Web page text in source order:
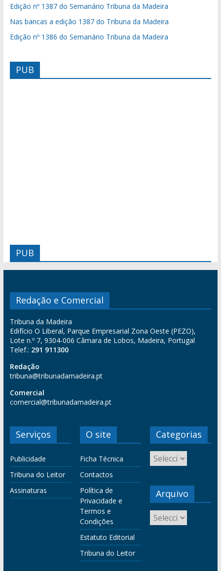
Edição nº 1387 do Semanário Tribuna da Madeira
Nas bancas a edição 1387 do Tribuna da Madeira
Edição nº 1386 do Semanário Tribuna da Madeira
PUB
PUB
Redação e Comercial
Tribuna da Madeira
Edifício O Liberal, Parque Empresarial Zona Oeste (PEZO),
Lote n.º 7, 9304-006 Câmara de Lobos, Madeira, Portugal
Telef.: 291 911300
Redação
tribuna@tribunadamadeira.pt
Comercial
comercial@tribunadamadeira.pt
Serviços
Publicidade
Tribuna do Leitor
Assinaturas
O site
Ficha Técnica
Contactos
Política de
Privacidade e
Termos e
Condições
Estatuto Editorial
Tribuna do Leitor
Categorias
Arquivo